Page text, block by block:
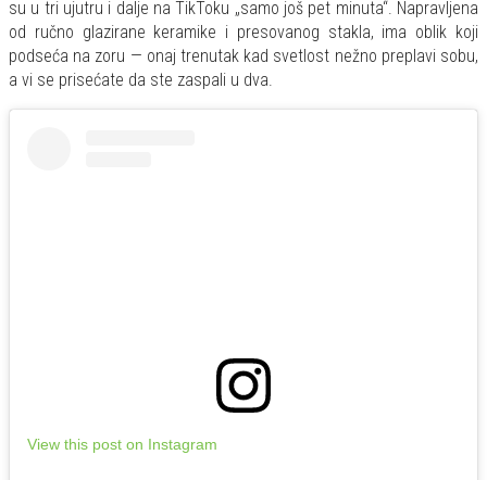
su u tri ujutru i dalje na TikToku „samo još pet minuta“. Napravljena
od ručno glazirane keramike i presovanog stakla, ima oblik koji
podseća na zoru — onaj trenutak kad svetlost nežno preplavi sobu,
a vi se prisećate da ste zaspali u dva.
View this post on Instagram